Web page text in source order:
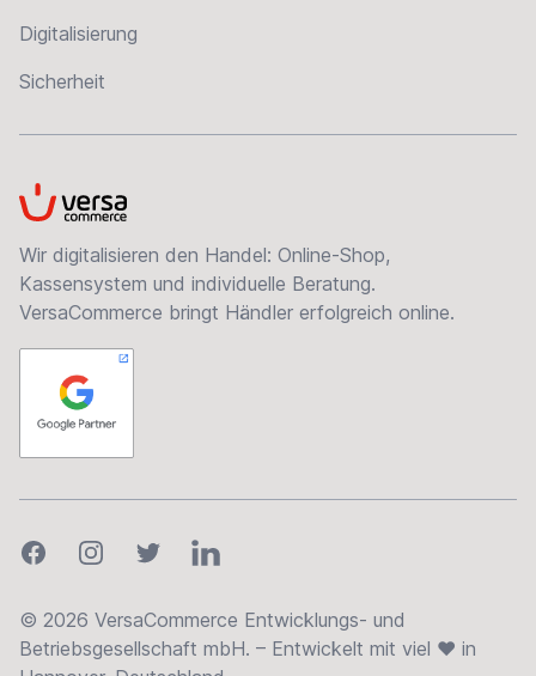
Digitalisierung
Sicherheit
VersaCommerce
Wir digitalisieren den Handel: Online-Shop,
Kassensystem und individuelle Beratung.
VersaCommerce bringt Händler erfolgreich online.
FacebookInstagramTwitterLinkedIn
© 2026 VersaCommerce Entwicklungs- und
Betriebsgesellschaft mbH. – Entwickelt mit viel ❤ in